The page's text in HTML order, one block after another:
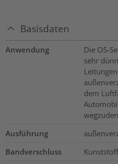
Basisdaten
Anwendung
Die OS-
sehr
dem
Ausführung
Bandverschluss